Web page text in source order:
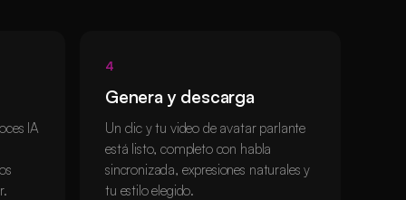
IA
4
Genera y descarga
Un clic y tu video de avatar parlante
está listo, completo con habla
sincronizada, expresiones naturales y
tu estilo elegido.